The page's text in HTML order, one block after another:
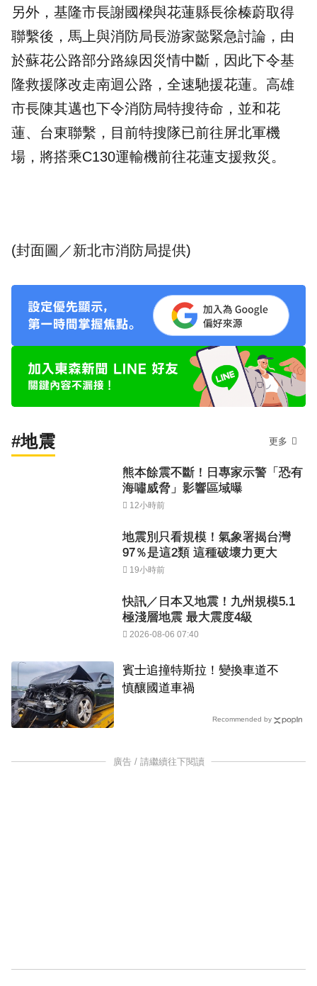
另外，基隆市長謝國樑與花蓮縣長徐榛蔚取得
聯繫後，馬上與消防局長游家懿緊急討論，由
於蘇花公路部分路線因災情中斷，因此下令基
隆救援隊改走南迴公路，全速馳援花蓮。高雄
市長陳其邁也下令消防局特搜待命，並和花
蓮、台東聯繫，目前特搜隊已前往屏北軍機
場，將搭乘C130運輸機前往花蓮支援救災。
(封面圖／新北市消防局提供)
#地震 更多
熊本餘震不斷！日專家示警「恐有
海嘯威脅」影響區域曝
12小時前
地震別只看規模！氣象署揭台灣
97％是這2類 這種破壞力更大
19小時前
快訊／日本又地震！九州規模5.1
極淺層地震 最大震度4級
2026-08-06 07:40
賓士追撞特斯拉！變換車道不
慎釀國道車禍
Recommended by
廣告 / 請繼續往下閱讀